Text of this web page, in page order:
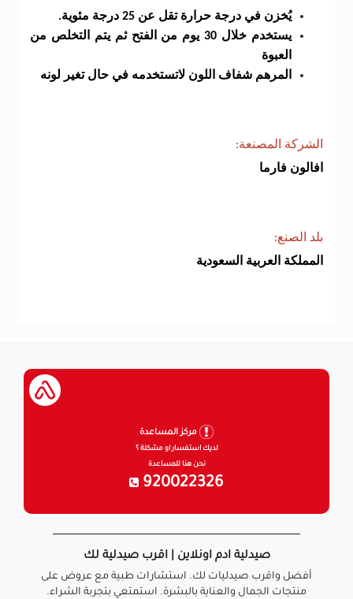
يُخزن في درجة حرارة تقل عن 25 درجة مئوية.
يستخدم خلال 30 يوم من الفتح ثم يتم التخلص من
العبوة
المرهم شفاف اللون لاتستخدمه في حال تغير لونه
الشركة المصنعة:
افالون فارما
بلد الصنع:
المملكة العربية السعودية
مركز المساعدة
لديك استفسار او مشكلة ؟
نحن هنا للمساعدة
920022326
صيدلية ادم اونلاين | اقرب صيدلية لك
أفضل واقرب صيدليات لك. استشارات طبية مع عروض على
منتجات الجمال والعناية بالبشرة. استمتعي بتجربة الشراء.